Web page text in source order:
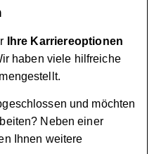
Ihre Karriereoptionen
haben viele hilfreiche
und möchten
Neben einer
Ihnen weitere